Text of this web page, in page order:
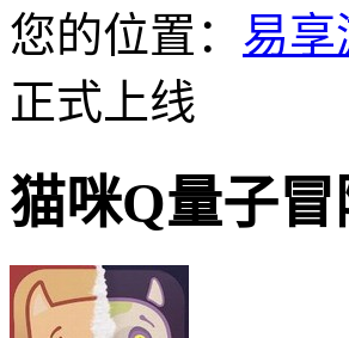
您的位置： 易享
正式上线
猫咪Q量子